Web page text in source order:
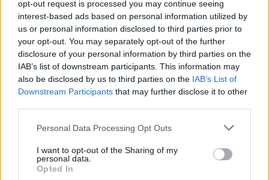
opt-out request is processed you may continue seeing
interest-based ads based on personal information utilized by
us or personal information disclosed to third parties prior to
your opt-out. You may separately opt-out of the further
disclosure of your personal information by third parties on the
IAB’s list of downstream participants. This information may
also be disclosed by us to third parties on the IAB’s List of
Downstream Participants that may further disclose it to other
Personal Data Processing Opt Outs
I want to opt-out of the Sharing of my
personal data.
Opted In
κυκλοθυμία σας!
ΣΚΟΡΠΙΟΣ
Τα ένστικτά σας θα λειτουργούν
ασυνήθιστα καλά!
ΤΟΞΟΤΗΣ
Η πρωτοβουλία και η αφοσίωση θα